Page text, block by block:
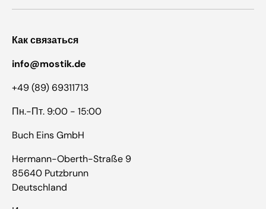
Как связаться
info@mostik.de
+49 (89) 69311713
Пн.-Пт. 9:00 - 15:00
Buch Eins GmbH
Hermann-Oberth-Straße 9
85640 Putzbrunn
Deutschland